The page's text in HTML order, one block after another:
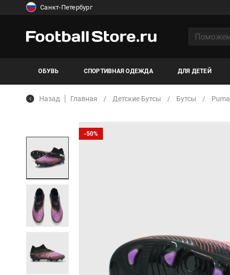
Санкт-Петербург
ОБУВЬ СПОРТИВНАЯ ОДЕЖДА ДЛЯ ДЕТЕЙ
Назад Главная Детские Бутсы Бутсы Puma
-50%